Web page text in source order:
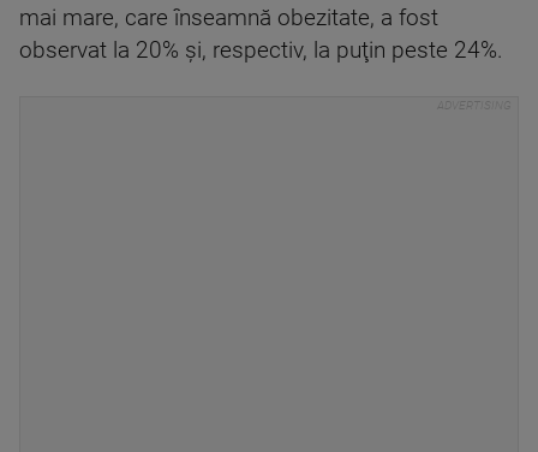
mai mare, care înseamnă obezitate, a fost
observat la 20% şi, respectiv, la puţin peste 24%.